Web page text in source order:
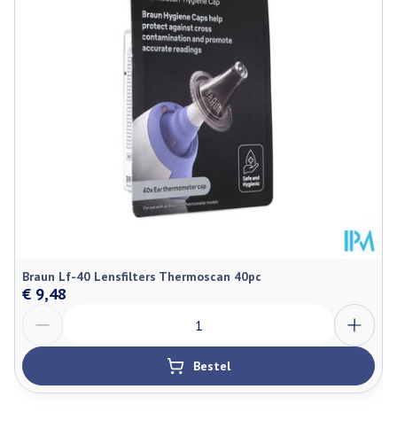
Kamertemperatuur (15°C - 25°C)
Braun Lf-40 Lensfilters Thermoscan 40pc
€ 9,48
Bestel